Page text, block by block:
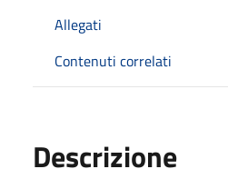
Allegati
Contenuti correlati
Descrizione